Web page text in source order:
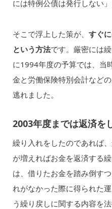
には特例公債は発行しない」
そこで浮上した策が、 すぐ
という方法です。厳密には
に1994年度の予算では、当
金と労働保険特別会計など
逃れました。
2003年度までは返済を
繰り入れをしたのであれば
が増えればお金を返済する
は、借りたお金を踏み倒す
れがなかった際に得られた
う繰り戻しに関する内容を